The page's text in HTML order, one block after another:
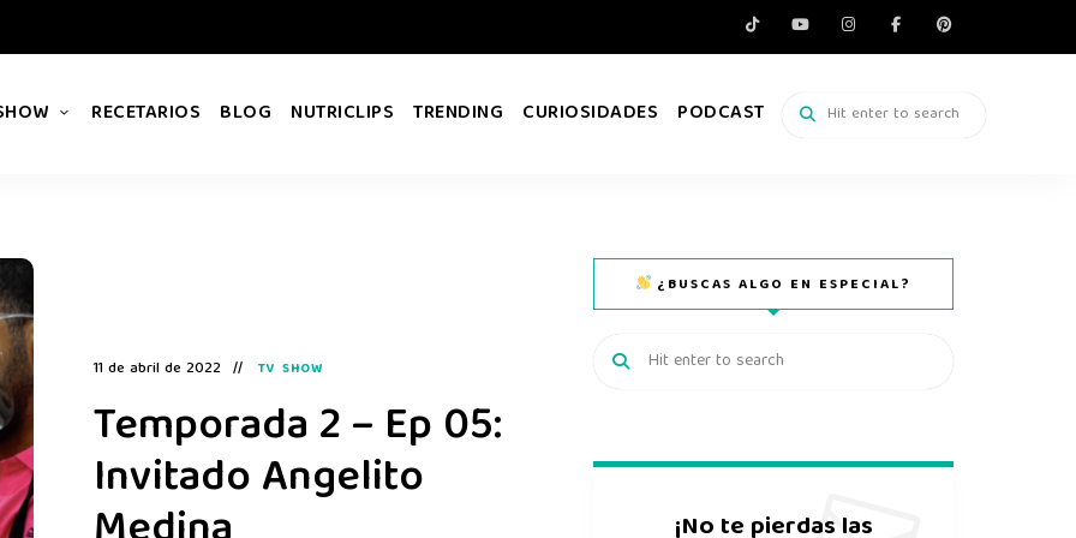
RECETARIOS BLOG NUTRICLIPS TRENDING CURIOSIDADES PODCAST
11 de abril de 2022 TV SHOW
Temporada 2 – Ep 05:
Invitado Angelito
¿BUSCAS ALGO EN ESPECIAL?
¡No te pierdas las